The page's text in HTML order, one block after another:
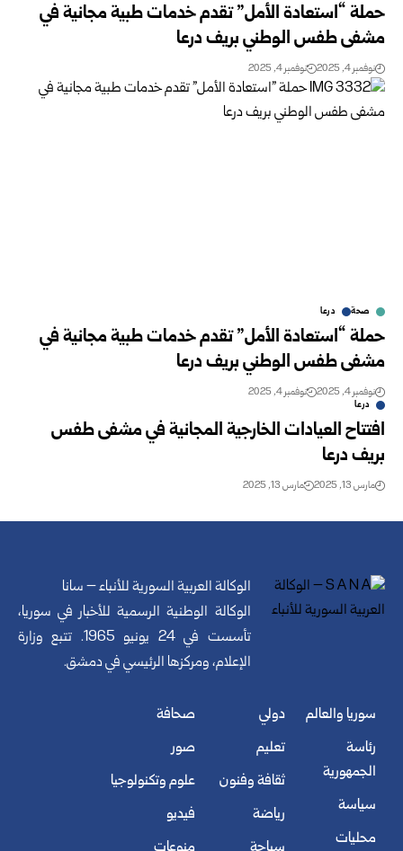
حملة “استعادة الأمل” تقدم خدمات طبية مجانية في
مشفى طفس الوطني بريف درعا
نوفمبر 4, 2025 نوفمبر 4, 2025
صحة درعا
حملة “استعادة الأمل” تقدم خدمات طبية مجانية في
مشفى طفس الوطني بريف درعا
نوفمبر 4, 2025 نوفمبر 4, 2025
درعا
افتتاح العيادات الخارجية المجانية في مشفى طفس
بريف درعا
مارس 13, 2025 مارس 13, 2025
الوكالة العربية السورية للأنباء – سانا
الوكالة الوطنية الرسمية للأخبار في سوريا،
تأسست في 24 يونيو 1965. تتبع وزارة
الإعلام، ومركزها الرئيسي في دمشق.
سوريا والعالم
رئاسة
الجمهورية
سياسة
محليات
دولي
تعليم
ثقافة وفنون
رياضة
صحافة
صور
علوم وتكنولوجيا
فيديو